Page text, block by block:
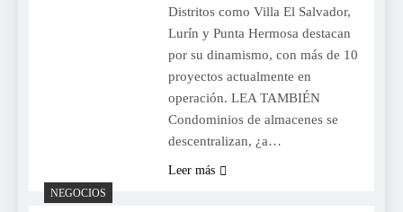
Distritos como Villa El Salvador,
Lurín y Punta Hermosa destacan
por su dinamismo, con más de 10
proyectos actualmente en
operación. LEA TAMBIÉN
Condominios de almacenes se
descentralizan, ¿a…
Leer más
NEGOCIOS